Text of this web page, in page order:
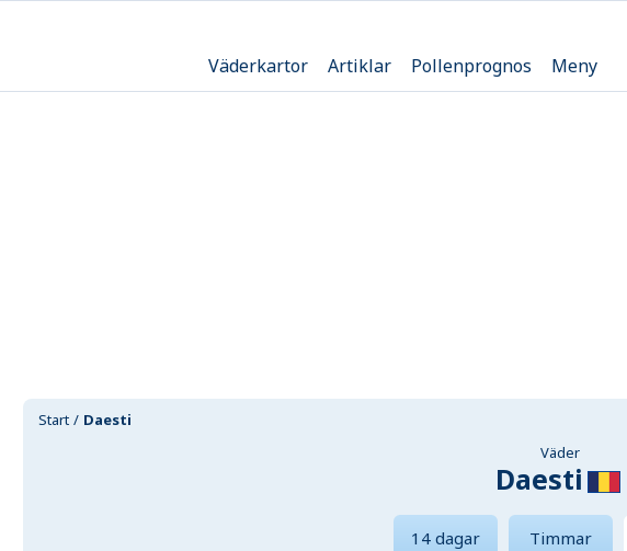
Väderkartor Artiklar Pollenprognos Meny
Start Daesti
Väder
Daesti
14 dagar Timmar